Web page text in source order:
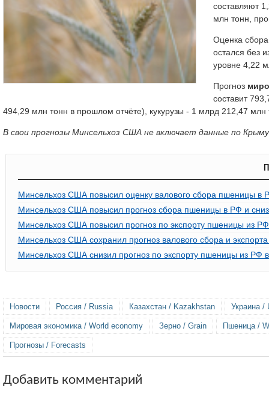
составляют
млн тонн,
Оценка
остался без
уровне 4,22
Прогноз
составит
494,29 млн тонн в прошлом отчёте), кукурузы - 1 млрд 212,47
В свои прогнозы Минсельхоз США не включает данные по
Минсельхоз США повысил оценку валового сбора пшеницы в
Минсельхоз США повысил прогноз сбора пшеницы в РФ и
Минсельхоз США повысил прогноз по экспорту пшеницы из
Минсельхоз США сохранил прогноз валового сбора и
Минсельхоз США снизил прогноз по экспорту пшеницы из РФ
Новости Россия / Russia Казахстан / Kazakhstan Украина /
Мировая экономика / World economy Зерно / Grain Пшеница /
Прогнозы / Forecasts
Добавить комментарий